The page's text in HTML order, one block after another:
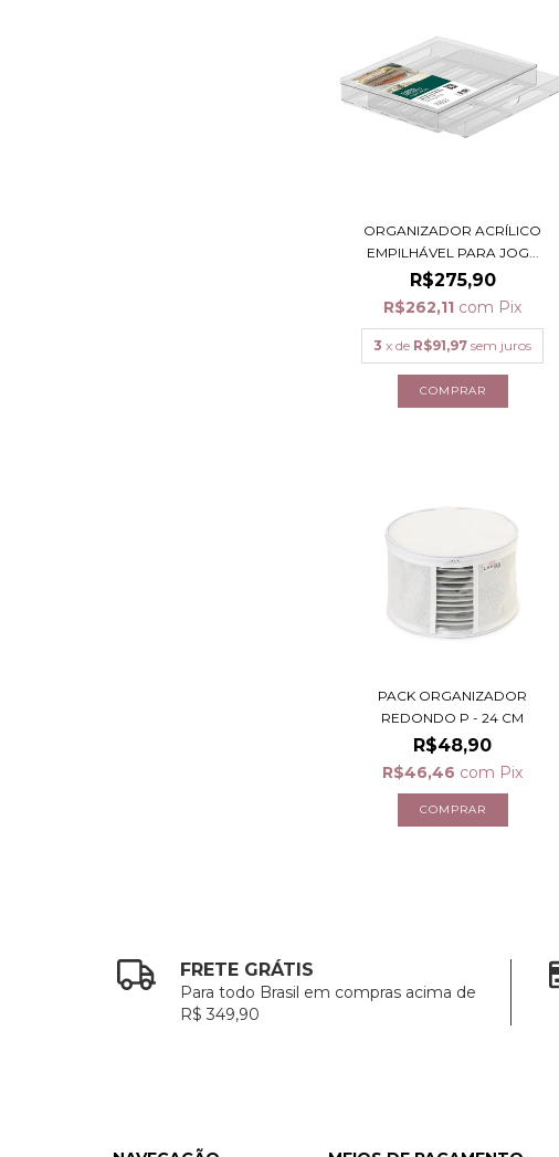
ORGANIZADOR ACRÍLICO
EMPILHÁVEL PARA JOG...
R$275,90
R$262,11 com Pix
3 x de R$91,97 sem juros
PACK ORGANIZADOR
REDONDO P - 24 CM
R$48,90
R$46,46 com Pix
FRETE GRÁTIS
Para todo Brasil em compras acima de
R$ 349,90